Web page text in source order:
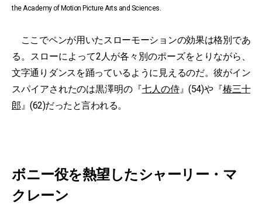
the Academy of Motion Picture Arts and Sciences.
ここでペンが用いたスローモーションの効果は格別であ
る。スローによって2人が各々別のポーズをとりながら、
文字通りダンスを踊っているように見えるのだ。彼がイン
スパイアされたのは黒澤明の『七人の侍』(54)や『椿三十
郎』(62)だったと言われる。
ボニー役を熱望したシャーリー・マ
クレーン